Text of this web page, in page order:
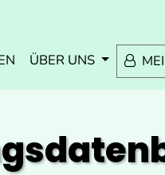
Inhalt springen
Navmenü springen
Suche springen
Footer springen
ÜBER UNS